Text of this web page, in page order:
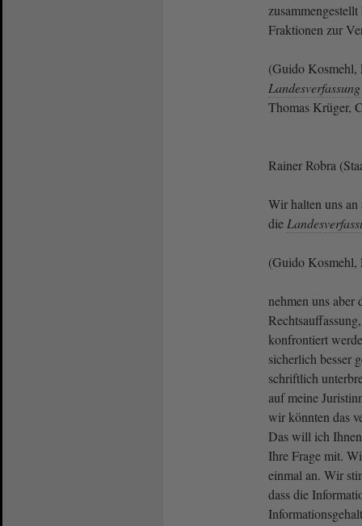
Fraktionen zur
(Guido Kosmehl,
Landesverfassung
Thomas Krüger,
Rainer Robra
Wir halten uns
die
(Guido
nehmen uns aber
konfrontiert
sicherlich besser
schriftlich
auf meine
wir könnten das
Das will ich
Ihre Frage mit.
einmal an. Wir
dass die